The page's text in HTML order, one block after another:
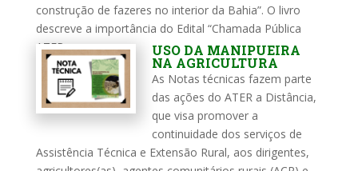
construção de fazeres no interior da Bahia”. O livro
descreve a importância do Edital “Chamada Pública
ATER...
USO DA MANIPUEIRA
NA AGRICULTURA
As Notas técnicas fazem parte
das ações do ATER a Distância,
que visa promover a
continuidade dos serviços de
Assistência Técnica e Extensão Rural, aos dirigentes,